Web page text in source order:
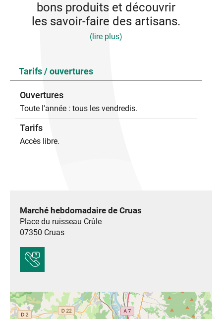
bons produits et découvrir
les savoir-faire des artisans.
(lire plus)
stand de vêtements pour femme et homme prenez
le temps de venir à leur rencontre...
Tarifs / ouvertures
Ouvertures
Toute l'année : tous les vendredis.
Tarifs
Accès libre.
Marché hebdomadaire de Cruas
Place du ruisseau Crûle
07350 Cruas